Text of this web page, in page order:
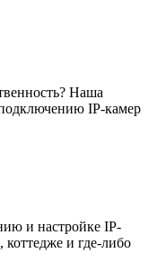
Наша
IP-камер
и настройке IP-
и где-либо